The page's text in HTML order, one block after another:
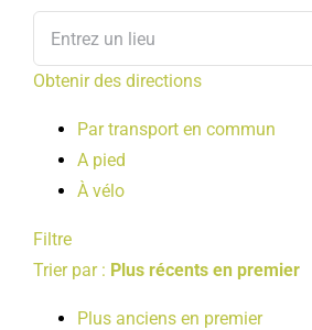
Obtenir des directions
Par transport en commun
A pied
À vélo
Filtre
Trier par : Plus récents en premier
Plus anciens en premier